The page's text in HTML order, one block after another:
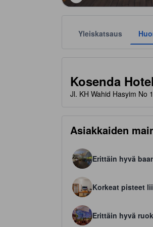
Yleiskatsaus
Kosenda Hotel
Jl. KH Wahid Hasyim No
Asiakkaiden
Erittäin hyvä
Korkeat pisteet
Erittäin hyvä